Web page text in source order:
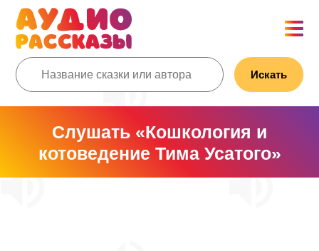
Искать
Слушать «Кошкология и
котоведение Тима Усатого»